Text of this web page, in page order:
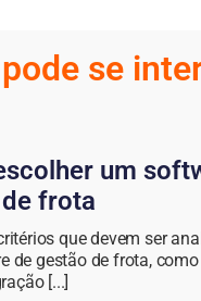
se
um
frota
que devem ser
de gestão de frota,
[...]